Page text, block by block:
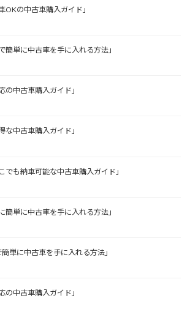
OKの中古車購入ガイド」
簡単に中古車を手に入れる方法」
の中古車購入ガイド」
な中古車購入ガイド」
でも納車可能な中古車購入ガイド」
簡単に中古車を手に入れる方法」
単に中古車を手に入れる方法」
の中古車購入ガイド」